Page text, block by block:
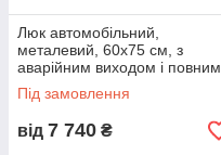
Люк автомобільний,
металевий, 60х75 см, з
аварійним виходом і повним
відкриттям / закриттям
Під замовлення
від 7 740 ₴